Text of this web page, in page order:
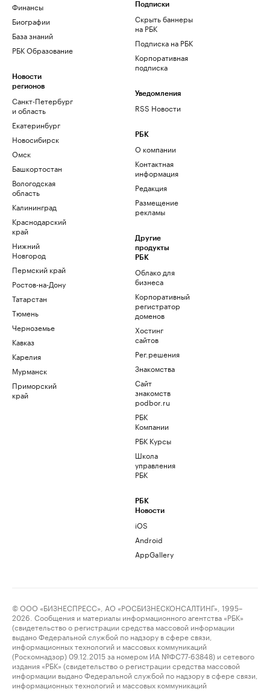
Финансы
Биографии
База знаний
РБК Образование
Новости
регионов
Санкт-Петербург
и область
Екатеринбург
Новосибирск
Омск
Башкортостан
Вологодская
область
Калининград
Краснодарский
край
Нижний
Новгород
Пермский край
Ростов-на-Дону
Татарстан
Тюмень
Черноземье
Кавказ
Карелия
Мурманск
Приморский
край
Подписки
Скрыть баннеры
на РБК
Подписка на РБК
Корпоративная
подписка
Уведомления
RSS Новости
РБК
О компании
Контактная
информация
Редакция
Размещение
рекламы
Другие
продукты
РБК
Облако для
бизнеса
Корпоративный
регистратор
доменов
Хостинг
сайтов
Рег.решения
Знакомства
Сайт
знакомств
podbor.ru
РБК
Компании
РБК Курсы
Школа
управления
РБК
РБК
Новости
iOS
Android
AppGallery
© ООО «БИЗНЕСПРЕСС», АО «РОСБИЗНЕСКОНСАЛТИНГ», 1995–
2026. Сообщения и материалы информационного агентства «РБК»
(свидетельство о регистрации средства массовой информации
выдано Федеральной службой по надзору в сфере связи,
информационных технологий и массовых коммуникаций
(Роскомнадзор) 09.12.2015 за номером ИА №ФС77-63848) и сетевого
издания «РБК» (свидетельство о регистрации средства массовой
информации выдано Федеральной службой по надзору в сфере связи,
информационных технологий и массовых коммуникаций